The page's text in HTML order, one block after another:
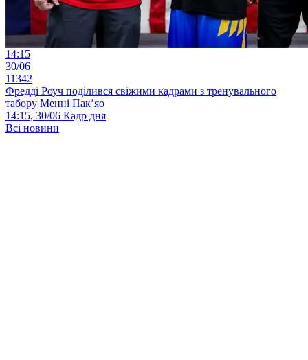
14:15
30/06
11342
Фредді Роуч поділився свіжими кадрами з тренувального
табору Менні Пак’яо
14:15, 30/06 Кадр дня
Всі новини